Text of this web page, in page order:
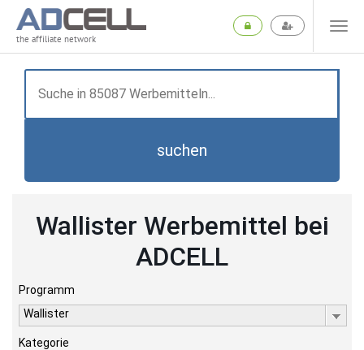
the affiliate network
suchen
Wallister Werbemittel bei
ADCELL
Programm
Wallister
Kategorie